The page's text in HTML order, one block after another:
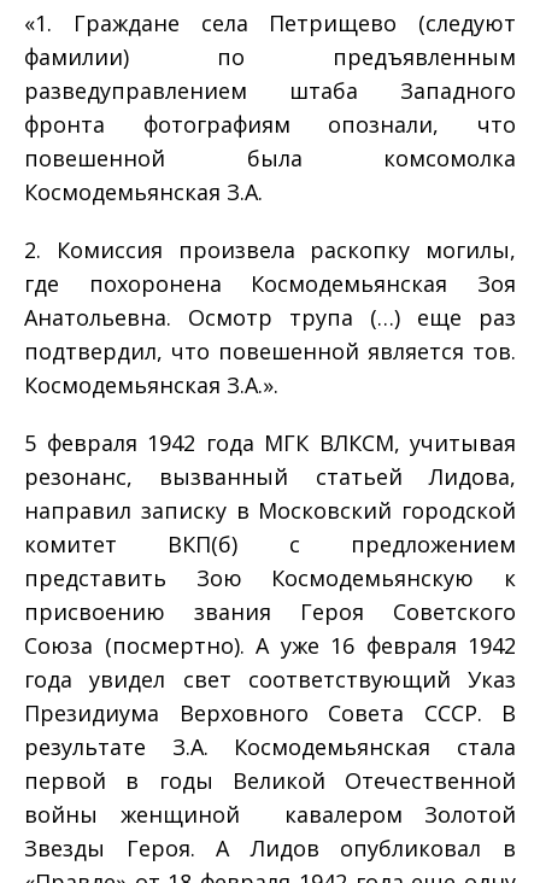
«1. Граждане села Петрищево (следуют
фамилии) по предъявленным
разведуправлением штаба Западного
фронта фотографиям опознали, что
повешенной была комсомолка
Космодемьянская З.А.
2. Комиссия произвела раскопку могилы,
где похоронена Космодемьянская Зоя
Анатольевна. Осмотр трупа (…) еще раз
подтвердил, что повешенной является тов.
Космодемьянская З.А.».
5 февраля 1942 года МГК ВЛКСМ, учитывая
резонанс, вызванный статьей Лидова,
направил записку в Московский городской
комитет ВКП(б) с предложением
представить Зою Космодемьянскую к
присвоению звания Героя Советского
Союза (посмертно). А уже 16 февраля 1942
года увидел свет соответствующий Указ
Президиума Верховного Совета СССР. В
результате З.А. Космодемьянская стала
первой в годы Великой Отечественной
войны женщиной ­ кавалером Золотой
Звезды Героя. А Лидов опубликовал в